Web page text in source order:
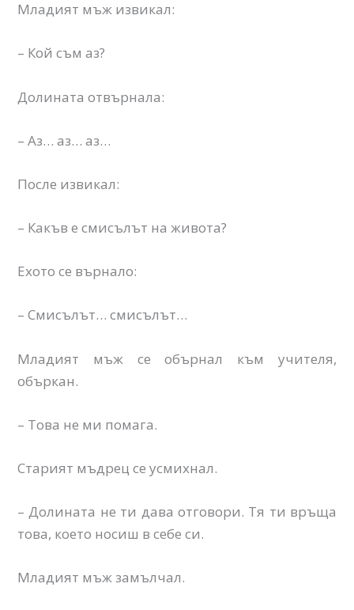
Младият мъж извикал:
– Кой съм аз?
Долината отвърнала:
– Аз… аз… аз…
После извикал:
– Какъв е смисълът на живота?
Ехото се върнало:
– Смисълът… смисълът…
Младият мъж се обърнал към учителя,
объркан.
– Това не ми помага.
Старият мъдрец се усмихнал.
– Долината не ти дава отговори. Тя ти връща
това, което носиш в себе си.
Младият мъж замълчал.